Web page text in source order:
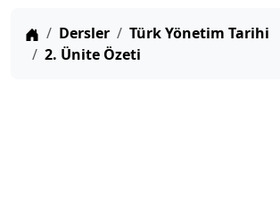
Anasayfa
Dersler
Türk Yönetim Tarihi
2. Ünite Özeti